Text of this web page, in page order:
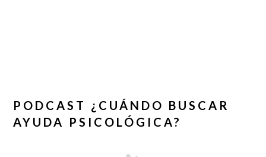
PODCAST ¿CUÁNDO BUSCAR
AYUDA PSICOLÓGICA?